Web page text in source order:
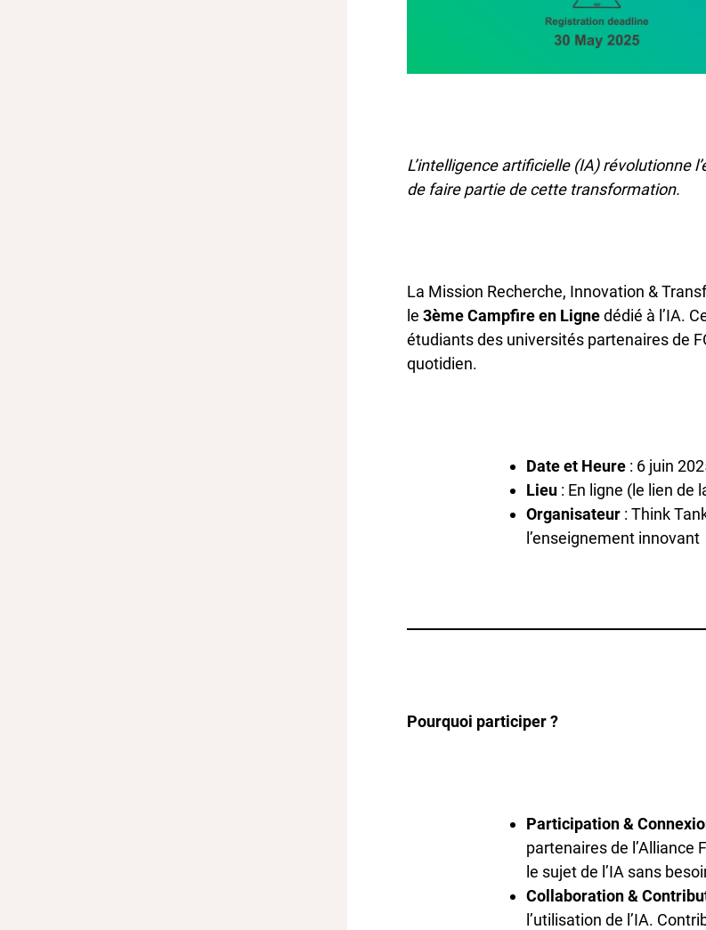
L’intelligence artificielle (IA) révolutionne
de faire partie de cette transformation.
La Mission Recherche, Innovation &
le 3ème Campfire en Lignedédié à l’IA.
étudiants des universités partenaires de
quotidien.
Date et Heure : 6 juin
Lieu : En ligne (le lien de
Organisateur : Think
l’enseignement innovant
Pourquoi participer ?
Participation &
partenaires de l’Alliance
le sujet de l’IA sans
Collaboration &
l’utilisation de l’IA.